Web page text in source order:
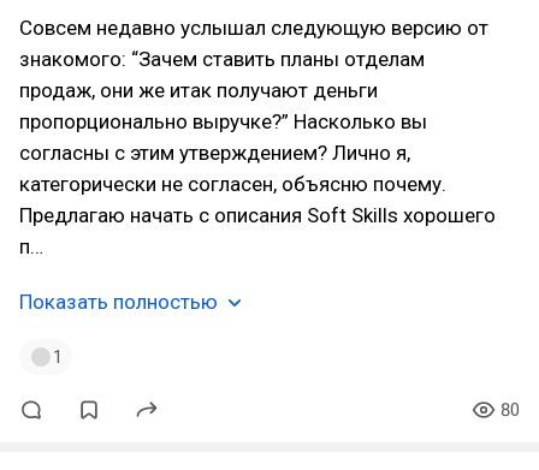
Совсем недавно услышал следующую версию от
знакомого: “Зачем ставить планы отделам
продаж, они же итак получают деньги
пропорционально выручке?” Насколько вы
согласны с этим утверждением? Лично я,
категорически не согласен, объясню почему.
Предлагаю начать с описания Soft Skills хорошего
п…
Показать полностью
1
80